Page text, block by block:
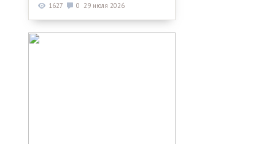
1627 0 29 июля 2026